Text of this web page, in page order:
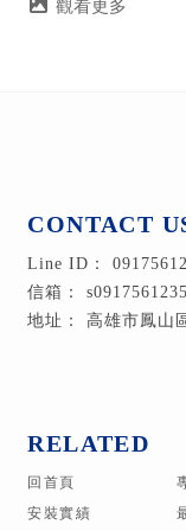
高雄市鳳山
回首頁
安裝實績